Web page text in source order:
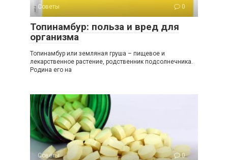
Советы 0
Топинамбур: польза и вред для
организма
Топинамбур или земляная груша – пищевое и
лекарственное растение, родственник подсолнечника.
Родина его на
Советы 0